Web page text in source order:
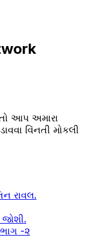
આપ અમારા
વિંનતી મોકલી
રાવલ.
-૨